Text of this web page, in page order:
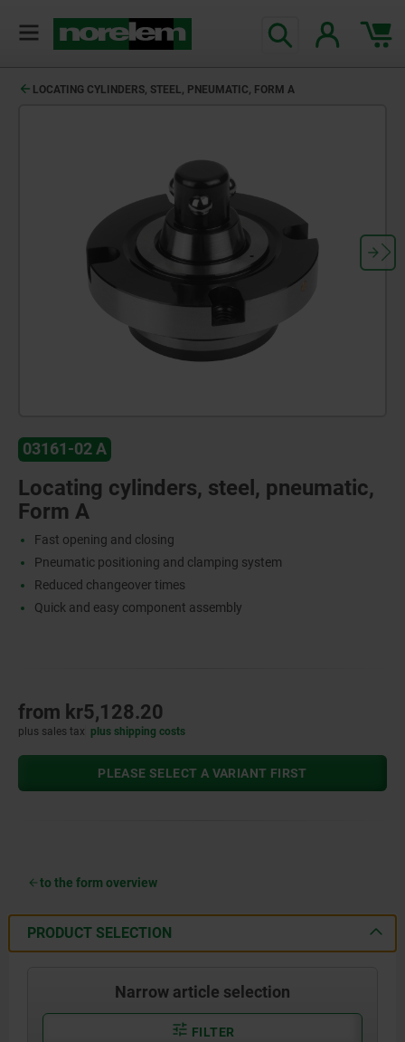
LOCATING CYLINDERS, STEEL, PNEUMATIC, FORM A
03161-02 A
Locating cylinders, steel, pneumatic,
Form A
Fast opening and closing
Pneumatic positioning and clamping system
Reduced changeover times
Quick and easy component assembly
from kr5,128.20
plus sales tax plus shipping costs
PLEASE SELECT A VARIANT FIRST
to the form overview
PRODUCT SELECTION
Narrow article selection
FILTER